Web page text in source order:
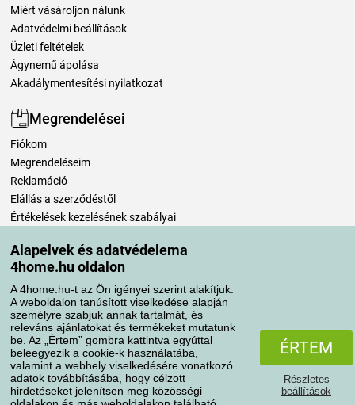
Alapelvek és adatvédelema
4home.hu oldalon
A 4home.hu-t az Ön igényei szerint alakítjuk.
A weboldalon tanúsított viselkedése alapján
személyre szabjuk annak tartalmát, és
releváns ajánlatokat és termékeket mutatunk
be. Az „Értem” gombra kattintva egyúttal
beleegyezik a cookie-k használatába,
valamint a webhely viselkedésére vonatkozó
adatok továbbításába, hogy célzott
hirdetéseket jelenítsen meg közösségi
ÉRTEM
Részletes
beállítások
Miért vásároljon nálunk
Adatvédelmi beállítások
Üzleti feltételek
Ágynemű ápolása
Akadálymentesítési nyilatkozat
Megrendelései
Fiókom
Megrendeléseim
Reklamáció
Elállás a szerződéstől
Értékelések kezelésének szabályai
Szállítási módok
Fizetési módok